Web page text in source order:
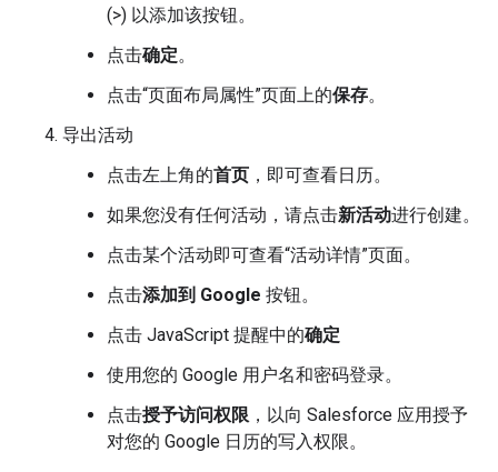
(>) 以添加该按钮。
点击确定。
点击“页面布局属性”页面上的保存。
导出活动
点击左上角的首页 ，即可查看日历。
如果您没有任何活动，请点击新活动进行创建。
点击某个活动即可查看“活动详情”页面。
点击添加到 Google 按钮。
点击 JavaScript 提醒中的确定
使用您的 Google 用户名和密码登录。
点击授予访问权限 ，以向 Salesforce 应用授予
对您的 Google 日历的写入权限。